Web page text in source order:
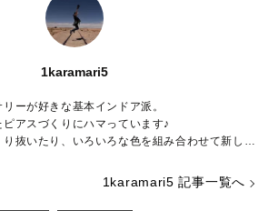
1karamari5
ーが好きな基本インドア派。
アスづくりにハマっています♪
抜いたり、いろいろな色を組み合わせて新しい
アイデアがつきません。1karamari5 記事一覧へ